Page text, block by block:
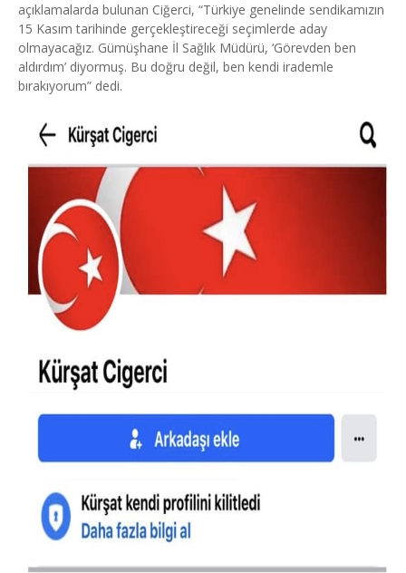
açıklamalarda bulunan Ciğerci, “Türkiye genelinde sendikamızın
15 Kasım tarihinde gerçekleştireceği seçimlerde aday
olmayacağız. Gümüşhane İl Sağlık Müdürü, ‘Görevden ben
aldırdım’ diyormuş. Bu doğru değil, ben kendi irademle
bırakıyorum” dedi.